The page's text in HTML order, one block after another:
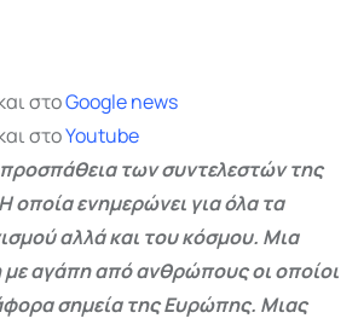
στοGooglenews
στοYoutube
των συντελεστών της
ενημερώνει για όλα τα
αλλά και του κόσμου. Μια
με αγάπη από ανθρώπους οι οποίοι
σημεία της Ευρώπης. Μιας